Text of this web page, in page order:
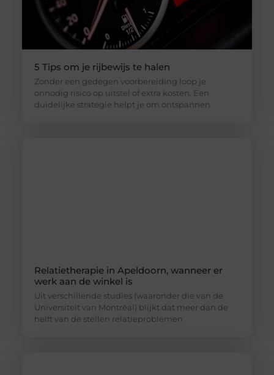
5 Tips om je rijbewijs te halen
Zonder een gedegen voorbereiding loop je
onnodig risico op uitstel of extra kosten. Een
duidelijke strategie helpt je om ontspannen
Relatietherapie in Apeldoorn, wanneer er
werk aan de winkel is
Uit verschillende studies (waaronder die van de
Universiteit van Montréal) blijkt dat meer dan de
helft van de stellen relatieproblemen